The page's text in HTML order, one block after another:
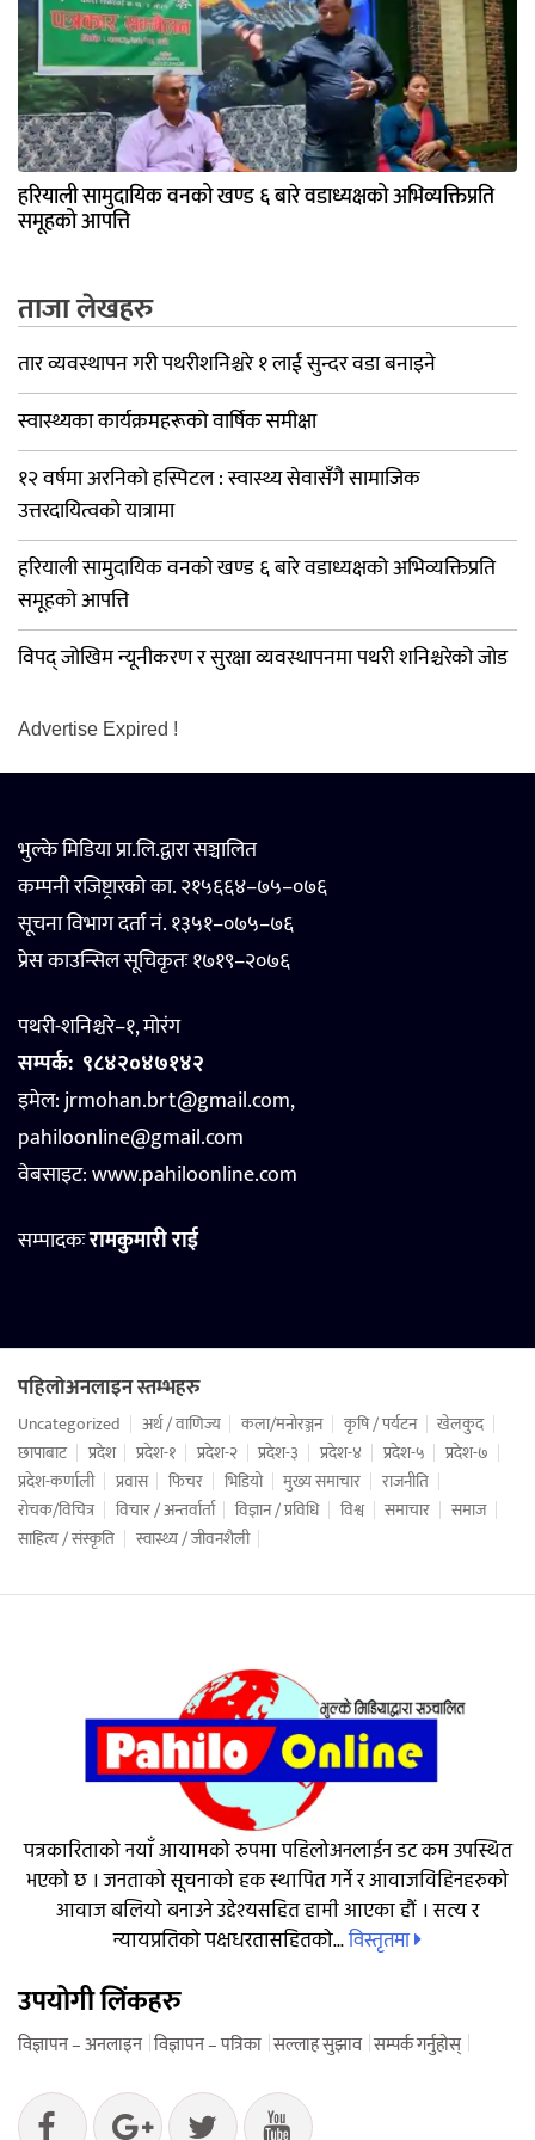
हरियाली सामुदायिक वनको खण्ड ६ बारे वडाध्यक्षको अभिव्यक्तिप्रति
समूहको आपत्ति
ताजा लेखहरु
तार व्यवस्थापन गरी पथरीशनिश्चरे १ लाई सुन्दर वडा बनाइने
स्वास्थ्यका कार्यक्रमहरूको वार्षिक समीक्षा
१२ वर्षमा अरनिको हस्पिटल : स्वास्थ्य सेवासँगै सामाजिक
उत्तरदायित्वको यात्रामा
हरियाली सामुदायिक वनको खण्ड ६ बारे वडाध्यक्षको अभिव्यक्तिप्रति
समूहको आपत्ति
विपद् जोखिम न्यूनीकरण र सुरक्षा व्यवस्थापनमा पथरी शनिश्चरेको जोड
Advertise Expired !
भुल्के मिडिया प्रा.लि.द्वारा सञ्चालित
कम्पनी रजिष्ट्रारको का. २१५६६४–७५–०७६
सूचना विभाग दर्ता नं. १३५१–०७५–७६
प्रेस काउन्सिल सूचिकृतः १७१९–२०७६
पथरी-शनिश्चरे–१, मोरंग
सम्पर्क: ९८४२०४७१४२
इमेल: jrmohan.brt@gmail.com,
pahiloonline@gmail.com
वेबसाइट:www.pahiloonline.com
सम्पादकःरामकुमारी राई
पहिलोअनलाइन स्तम्भहरु
Uncategorized अर्थ / वाणिज्य कला/मनोरञ्जन कृषि / पर्यटन
खेलकुद
छापाबाट
प्रदेश प्रदेश-१ प्रदेश-२ प्रदेश-३ प्रदेश-४ प्रदेश-५
प्रदेश-७
प्रदेश-कर्णाली
प्रवास फिचर भिडियो मुख्य समाचार
राजनीति
रोचक/विचित्र
विचार / अन्तर्वार्ता विज्ञान / प्रविधि विश्व समाचार
समाज
साहित्य / संस्कृति
स्वास्थ्य / जीवनशैली
पत्रकारिताको नयाँ आयामको रुपमा पहिलोअनलाईन डट कम उपस्थित
भएको छ । जनताको सूचनाको हक स्थापित गर्ने र आवाजविहिनहरुको
आवाज बलियो बनाउने उद्देश्यसहित हामी आएका हौं । सत्य र
न्यायप्रतिको पक्षधरतासहितको...विस्तृतमा
उपयोगी लिंकहरु
विज्ञापन – अनलाइन विज्ञापन – पत्रिका सल्लाह सुझाव सम्पर्क गर्नुहोस्